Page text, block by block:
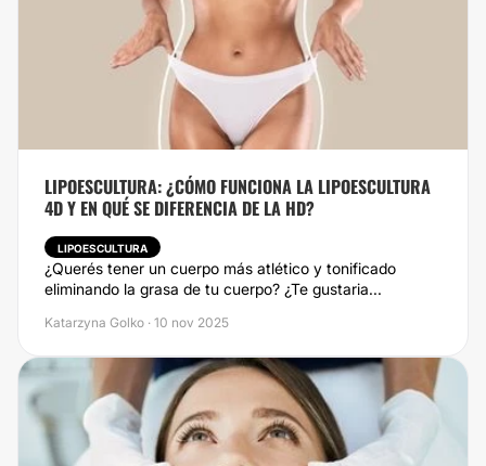
LIPOESCULTURA: ¿CÓMO FUNCIONA LA LIPOESCULTURA
4D Y EN QUÉ SE DIFERENCIA DE LA HD?
LIPOESCULTURA
¿Querés tener un cuerpo más atlético y tonificado
eliminando la grasa de tu cuerpo? ¿Te gustaria...
Katarzyna Golko · 10 nov 2025